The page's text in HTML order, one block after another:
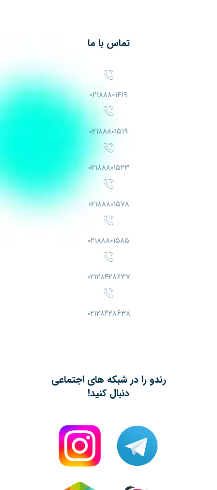
تماس با ما
۰۲۱۸۸۸۰۱۴۱۹
۰۲۱۸۸۸۰۱۵۱۹
۰۲۱۸۸۸۰۱۵۲۳
۰۲۱۸۸۸۰۱۵۷۸
۰۲۱۸۸۸۰۱۵۸۵
۰۲۱۲۸۴۲۸۶۳۷
۰۲۱۲۸۴۲۸۶۳۸
رندو را در شبکه های اجتماعی
دنبال کنید!